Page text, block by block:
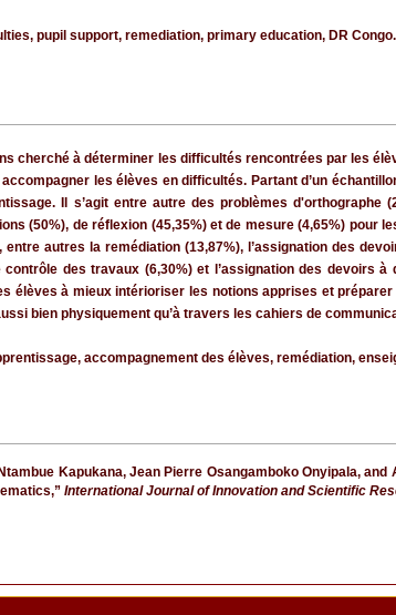
pupil support, remediation, primary education, DR Congo.
cherché à déterminer les difficultés rencontrées par les
les élèves en difficultés. Partant d’un
Il s’agit entre autre des problèmes
(50%), de réflexion (45,35%) et de mesure (4,65%)
entre autres la remédiation (13,87%), l’assignation des
des travaux (6,30%) et l’assignation des devoirs
élèves à mieux intérioriser les notions apprises et
bien physiquement qu’à travers les cahiers de
accompagnement des élèves, remédiation,
Kapukana, Jean Pierre Osangamboko Onyipala,
International Journal of Innovation and Scientific